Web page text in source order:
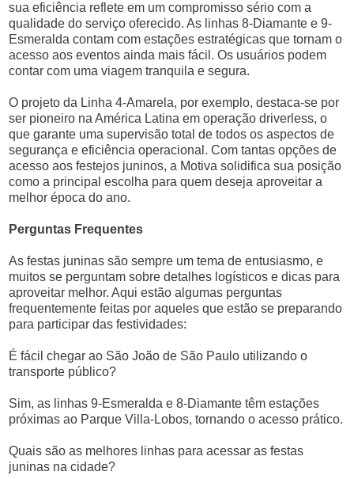
sua eficiência reflete em um compromisso sério com a
qualidade do serviço oferecido. As linhas 8-Diamante e 9-
Esmeralda contam com estações estratégicas que tornam o
acesso aos eventos ainda mais fácil. Os usuários podem
contar com uma viagem tranquila e segura.
O projeto da Linha 4-Amarela, por exemplo, destaca-se por
ser pioneiro na América Latina em operação driverless, o
que garante uma supervisão total de todos os aspectos de
segurança e eficiência operacional. Com tantas opções de
acesso aos festejos juninos, a Motiva solidifica sua posição
como a principal escolha para quem deseja aproveitar a
melhor época do ano.
Perguntas Frequentes
As festas juninas são sempre um tema de entusiasmo, e
muitos se perguntam sobre detalhes logísticos e dicas para
aproveitar melhor. Aqui estão algumas perguntas
frequentemente feitas por aqueles que estão se preparando
para participar das festividades:
É fácil chegar ao São João de São Paulo utilizando o
transporte público?
Sim, as linhas 9-Esmeralda e 8-Diamante têm estações
próximas ao Parque Villa-Lobos, tornando o acesso prático.
Quais são as melhores linhas para acessar as festas
juninas na cidade?